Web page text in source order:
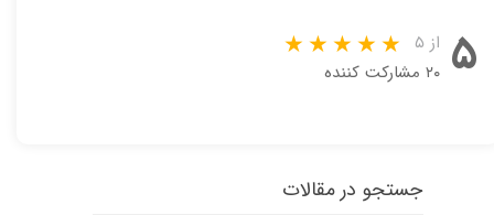
۵ از ۵
۲۰ مشارکت کننده
جستجو در مقالات